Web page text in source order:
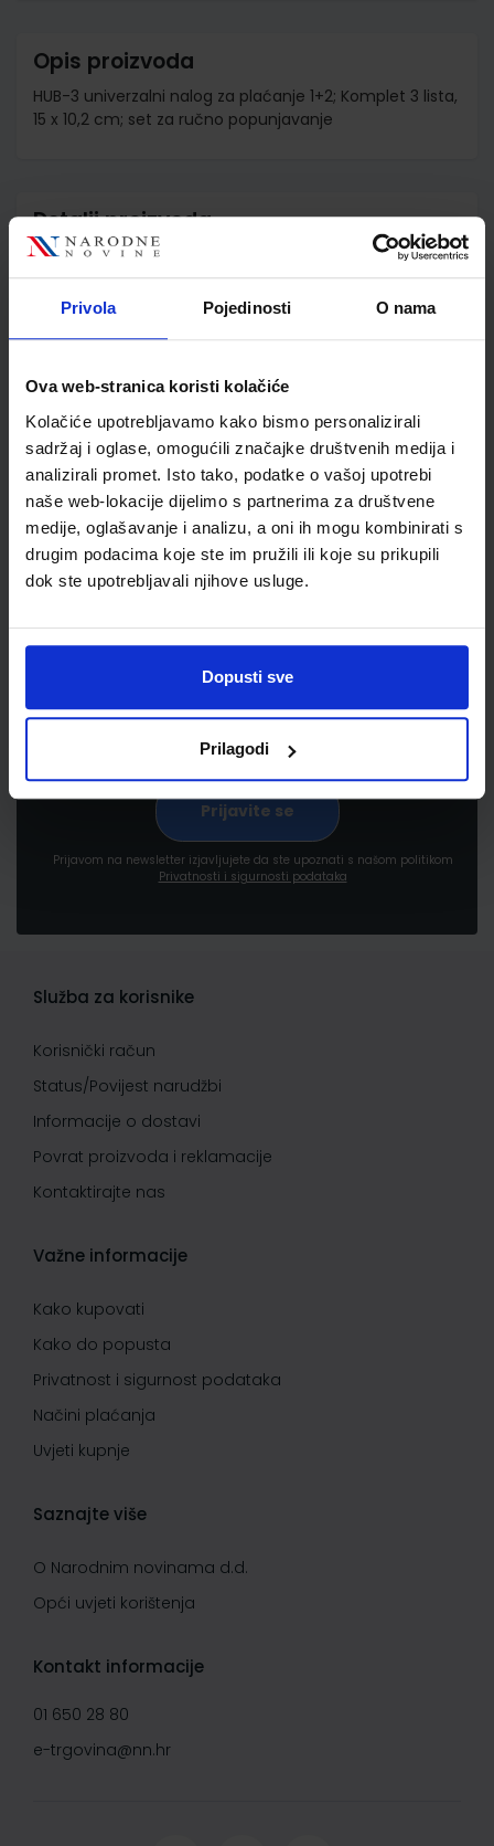
Privola Pojedinosti O nama
Ova web-stranica koristi kolačiće
Kolačiće upotrebljavamo kako bismo personalizirali
sadržaj i oglase, omogućili značajke društvenih medija i
analizirali promet. Isto tako, podatke o vašoj upotrebi
naše web-lokacije dijelimo s partnerima za društvene
medije, oglašavanje i analizu, a oni ih mogu kombinirati s
drugim podacima koje ste im pružili ili koje su prikupili
dok ste upotrebljavali njihove usluge.
Dopusti sve
Prilagodi
Opis proizvoda
HUB-3 univerzalni nalog za plaćanje 1+2; Komplet 3 lista,
15 x 10,2 cm; set za ručno popunjavanje
Detalji proizvoda
Šifra proizvoda
Newsletter prijava
Prijavite se kako bi primali informacije o novim
proizvodima i uslugama, akcijama i drugim
pogodnostima
Prijavom na newsletter izjavljujete da ste upoznati s našom politikom
Privatnosti i sigurnosti podataka
Služba za korisnike
Korisnički račun
Status/Povijest narudžbi
Informacije o dostavi
Povrat proizvoda i reklamacije
Kontaktirajte nas
Važne informacije
Kako kupovati
Kako do popusta
Privatnost i sigurnost podataka
Načini plaćanja
Uvjeti kupnje
Saznajte više
O Narodnim novinama d.d.
Opći uvjeti korištenja
Kontakt informacije
01 650 28 80
e-trgovina@nn.hr